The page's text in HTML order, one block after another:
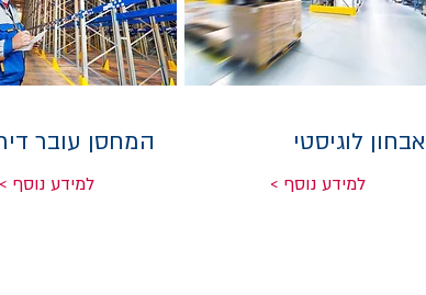
המחסן עובר
< למידע נוסף
אבחון לוגיסטי
< למידע נוסף